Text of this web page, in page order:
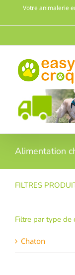
contenu
Votre animalerie
Alimentation
FILTRES
Filtre par type de
Chaton